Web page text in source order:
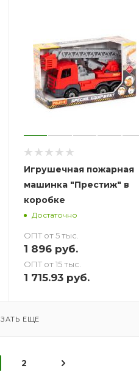
Игрушечная пожарная
машинка "Престиж" в
коробке
Достаточно
ОПТ от 5 тыс.
1 896руб.
ОПТ от 15 тыс.
1 715.93руб.
ЕЩЕ
2